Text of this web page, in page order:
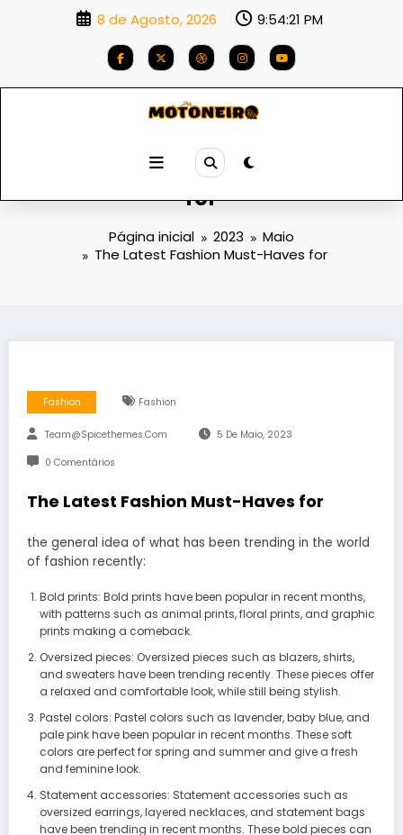
8 de Agosto, 2026 9:54:22 PM
The Latest Fashion Must-Haves
for
Página inicial 2023
Maio
The Latest Fashion Must-Haves for
Fashion Fashion
Team@spicethemes.com 5 De Maio, 2023
0 Comentários
The Latest Fashion Must-Haves for
the general idea of what has been trending in the world
of fashion recently:
Bold prints: Bold prints have been popular in recent months,
with patterns such as animal prints, floral prints, and graphic
prints making a comeback.
Oversized pieces: Oversized pieces such as blazers, shirts,
and sweaters have been trending recently. These pieces offer
a relaxed and comfortable look, while still being stylish.
Pastel colors: Pastel colors such as lavender, baby blue, and
pale pink have been popular in recent months. These soft
colors are perfect for spring and summer and give a fresh
and feminine look.
Statement accessories: Statement accessories such as
oversized earrings, layered necklaces, and statement bags
have been trending in recent months. These bold pieces can